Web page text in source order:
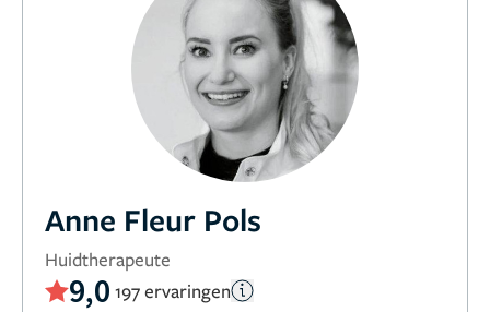
Anne Fleur Pols
Huidtherapeute
9,0 197 ervaringen